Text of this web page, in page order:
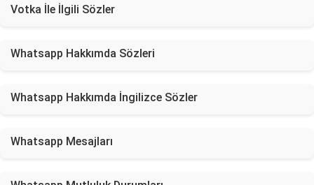
Votka İle İlgili Sözler
Whatsapp Hakkımda Sözleri
Whatsapp Hakkımda İngilizce Sözler
Whatsapp Mesajları